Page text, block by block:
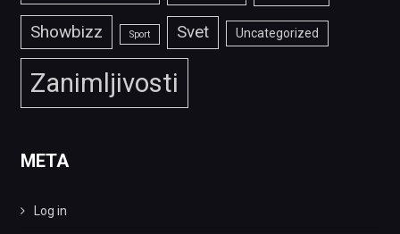
Showbizz Sport Svet Uncategorized
Zanimljivosti
META
Log in